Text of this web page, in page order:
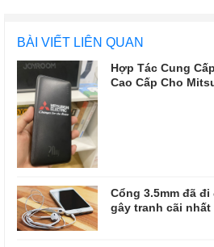
BÀI VIẾT LIÊN QUAN
Hợp Tác Cung
Cao Cấp Cho
Cổng 3.5mm đã
gây tranh cãi